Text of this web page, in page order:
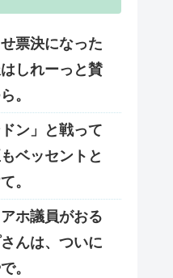
票決になった
しれーっと賛
。
ン」と戦って
ベッセントと
。
ホ議員がおる
んは、ついに
。